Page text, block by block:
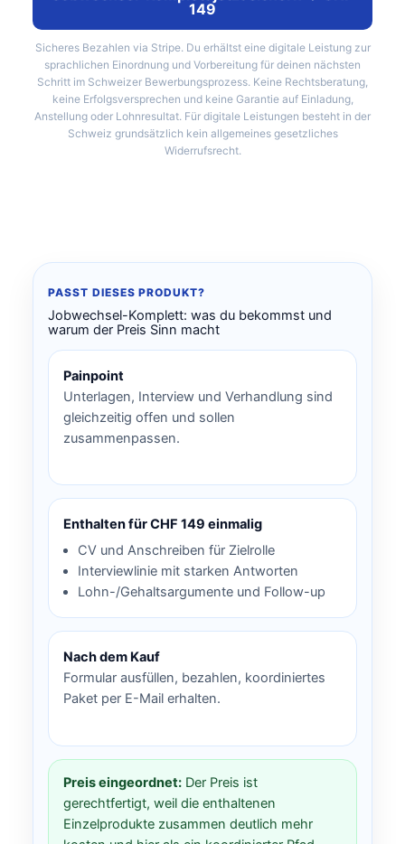
149
Sicheres Bezahlen via Stripe. Du erhältst eine digitale Leistung zur
sprachlichen Einordnung und Vorbereitung für deinen nächsten
Schritt im Schweizer Bewerbungsprozess. Keine Rechtsberatung,
keine Erfolgsversprechen und keine Garantie auf Einladung,
Anstellung oder Lohnresultat. Für digitale Leistungen besteht in der
Schweiz grundsätzlich kein allgemeines gesetzliches
Widerrufsrecht.
PASST DIESES PRODUKT?
Jobwechsel-Komplett: was du bekommst und
warum der Preis Sinn macht
Painpoint
Unterlagen, Interview und Verhandlung sind
gleichzeitig offen und sollen
zusammenpassen.
Enthalten für CHF 149 einmalig
CV und Anschreiben für Zielrolle
Interviewlinie mit starken Antworten
Lohn-/Gehaltsargumente und Follow-up
Nach dem Kauf
Formular ausfüllen, bezahlen, koordiniertes
Paket per E-Mail erhalten.
Preis eingeordnet: Der Preis ist
gerechtfertigt, weil die enthaltenen
Einzelprodukte zusammen deutlich mehr